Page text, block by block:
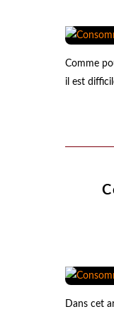
Comme
il est
Dans cet